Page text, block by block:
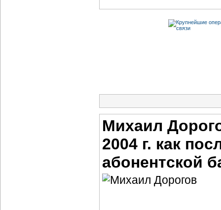
Михаил
2004 г. как
абонентской